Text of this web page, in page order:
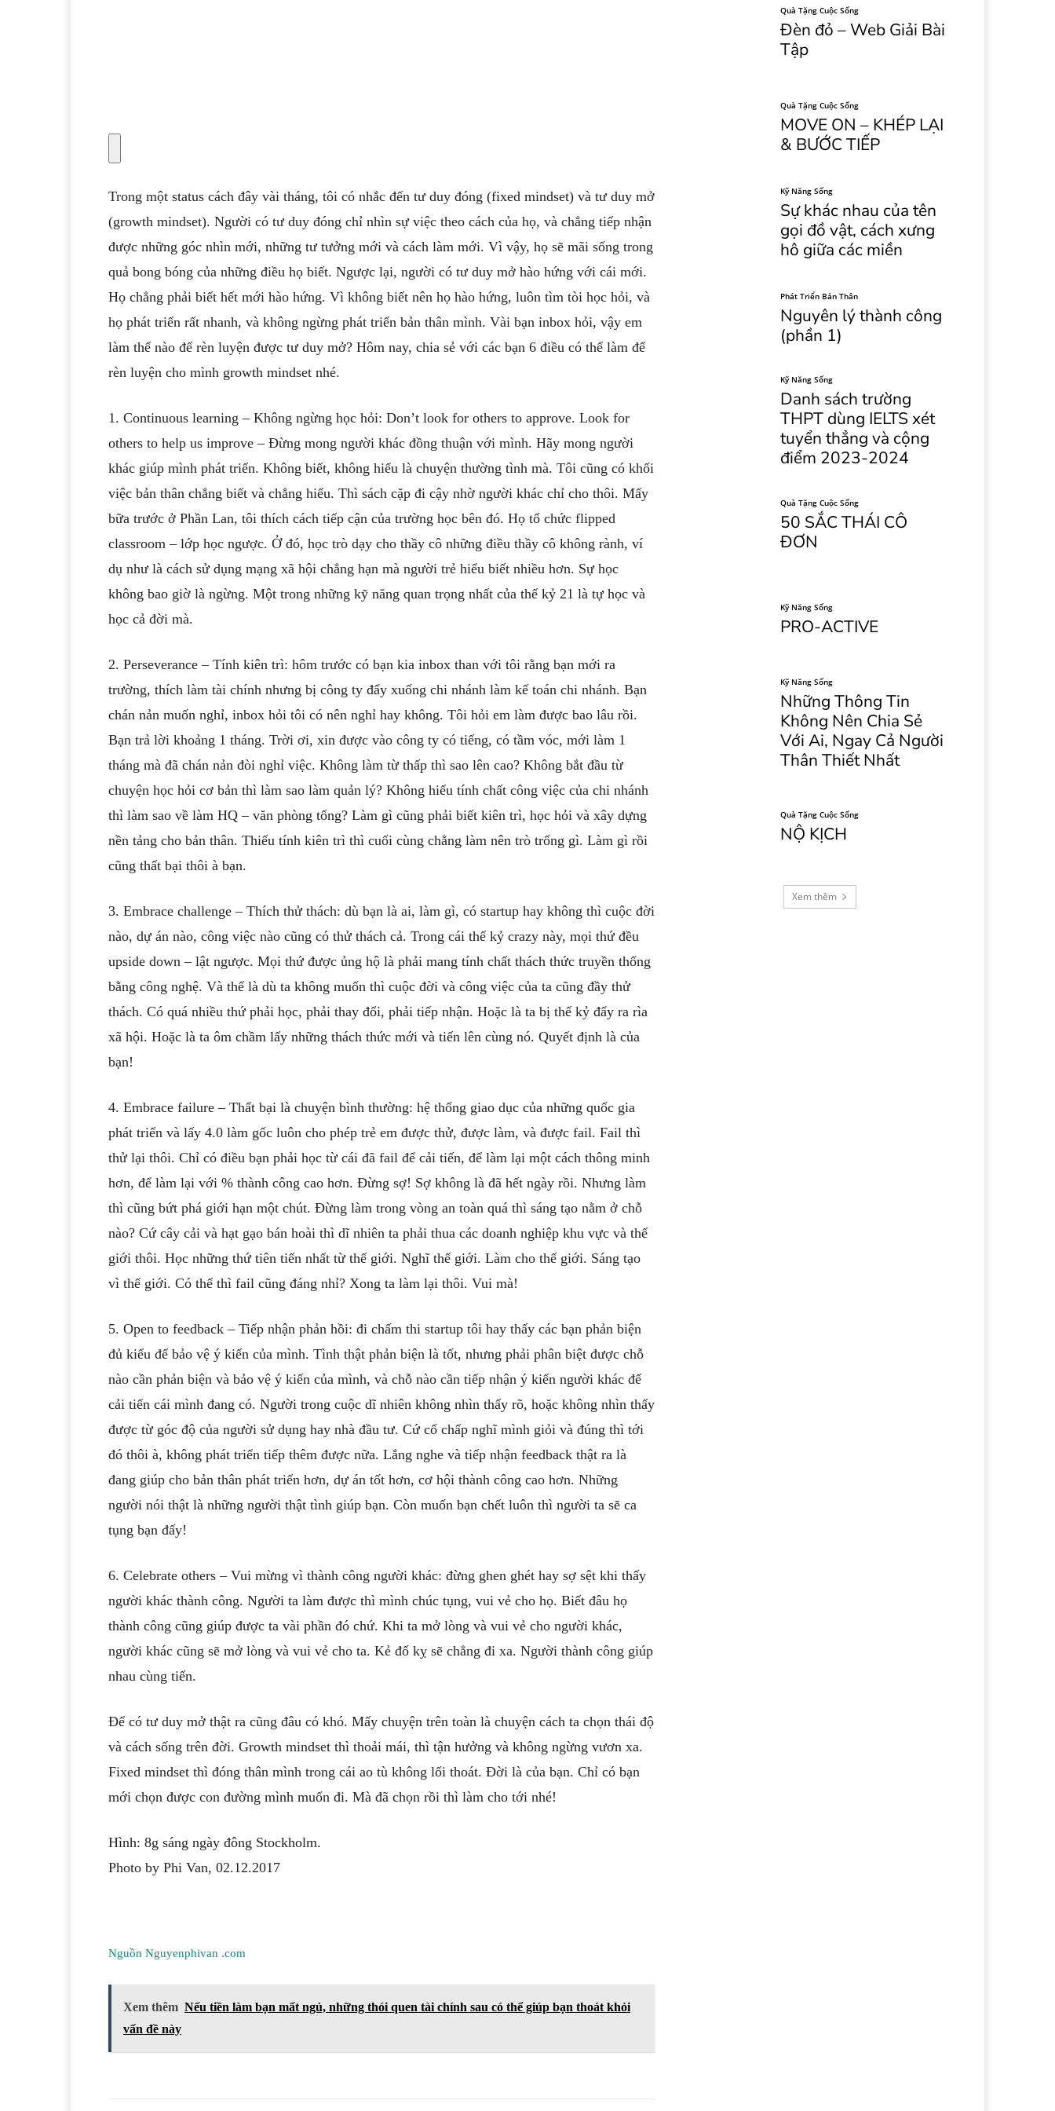
Trong một status cách đây vài tháng, tôi có nhắc đến tư duy đóng (fixed mindset) và tư duy mở
(growth mindset). Người có tư duy đóng chỉ nhìn sự việc theo cách của họ, và chẳng tiếp nhận
được những góc nhìn mới, những tư tưởng mới và cách làm mới. Vì vậy, họ sẽ mãi sống trong
quả bong bóng của những điều họ biết. Ngược lại, người có tư duy mở hào hứng với cái mới.
Họ chẳng phải biết hết mới hào hứng. Vì không biết nên họ hào hứng, luôn tìm tòi học hỏi, và
họ phát triển rất nhanh, và không ngừng phát triển bản thân mình. Vài bạn inbox hỏi, vậy em
làm thế nào để rèn luyện được tư duy mở? Hôm nay, chia sẻ với các bạn 6 điều có thể làm để
rèn luyện cho mình growth mindset nhé.
1. Continuous learning – Không ngừng học hỏi: Don’t look for others to approve. Look for
others to help us improve – Đừng mong người khác đồng thuận với mình. Hãy mong người
khác giúp mình phát triển. Không biết, không hiểu là chuyện thường tình mà. Tôi cũng có khối
việc bản thân chẳng biết và chẳng hiểu. Thì sách cặp đi cậy nhờ người khác chỉ cho thôi. Mấy
bữa trước ở Phần Lan, tôi thích cách tiếp cận của trường học bên đó. Họ tổ chức flipped
classroom – lớp học ngược. Ở đó, học trò dạy cho thầy cô những điều thầy cô không rành, ví
dụ như là cách sử dụng mạng xã hội chẳng hạn mà người trẻ hiểu biết nhiều hơn. Sự học
không bao giờ là ngừng. Một trong những kỹ năng quan trọng nhất của thế kỷ 21 là tự học và
học cả đời mà.
2. Perseverance – Tính kiên trì: hôm trước có bạn kia inbox than với tôi rằng bạn mới ra
trường, thích làm tài chính nhưng bị công ty đẩy xuống chi nhánh làm kế toán chi nhánh. Bạn
chán nản muốn nghỉ, inbox hỏi tôi có nên nghỉ hay không. Tôi hỏi em làm được bao lâu rồi.
Bạn trả lời khoảng 1 tháng. Trời ơi, xin được vào công ty có tiếng, có tầm vóc, mới làm 1
tháng mà đã chán nản đòi nghỉ việc. Không làm từ thấp thì sao lên cao? Không bắt đầu từ
chuyện học hỏi cơ bản thì làm sao làm quản lý? Không hiểu tính chất công việc của chi nhánh
thì làm sao về làm HQ – văn phòng tổng? Làm gì cũng phải biết kiên trì, học hỏi và xây dựng
nền tảng cho bản thân. Thiếu tính kiên trì thì cuối cùng chẳng làm nên trò trống gì. Làm gì rồi
cũng thất bại thôi à bạn.
3. Embrace challenge – Thích thử thách: dù bạn là ai, làm gì, có startup hay không thì cuộc đời
nào, dự án nào, công việc nào cũng có thử thách cả. Trong cái thế kỷ crazy này, mọi thứ đều
upside down – lật ngược. Mọi thứ được ủng hộ là phải mang tính chất thách thức truyền thống
bằng công nghệ. Và thế là dù ta không muốn thì cuộc đời và công việc của ta cũng đầy thử
thách. Có quá nhiều thứ phải học, phải thay đổi, phải tiếp nhận. Hoặc là ta bị thế kỷ đẩy ra rìa
xã hội. Hoặc là ta ôm chầm lấy những thách thức mới và tiến lên cùng nó. Quyết định là của
bạn!
4. Embrace failure – Thất bại là chuyện bình thường: hệ thống giao dục của những quốc gia
phát triển và lấy 4.0 làm gốc luôn cho phép trẻ em được thử, được làm, và được fail. Fail thì
thử lại thôi. Chỉ có điều bạn phải học từ cái đã fail để cải tiến, để làm lại một cách thông minh
hơn, để làm lại với % thành công cao hơn. Đừng sợ! Sợ không là đã hết ngày rồi. Nhưng làm
thì cũng bứt phá giới hạn một chút. Đừng làm trong vòng an toàn quá thì sáng tạo nằm ở chỗ
nào? Cứ cây cải và hạt gạo bán hoài thì dĩ nhiên ta phải thua các doanh nghiệp khu vực và thế
giới thôi. Học những thứ tiên tiến nhất từ thế giới. Nghĩ thế giới. Làm cho thế giới. Sáng tạo
vì thế giới. Có thế thì fail cũng đáng nhỉ? Xong ta làm lại thôi. Vui mà!
5. Open to feedback – Tiếp nhận phản hồi: đi chấm thi startup tôi hay thấy các bạn phản biện
đủ kiểu để bảo vệ ý kiến của mình. Tình thật phản biện là tốt, nhưng phải phân biệt được chỗ
nào cần phản biện và bảo vệ ý kiến của mình, và chỗ nào cần tiếp nhận ý kiến người khác để
cải tiến cái mình đang có. Người trong cuộc dĩ nhiên không nhìn thấy rõ, hoặc không nhìn thấy
được từ góc độ của người sử dụng hay nhà đầu tư. Cứ cố chấp nghĩ mình giỏi và đúng thì tới
đó thôi à, không phát triển tiếp thêm được nữa. Lắng nghe và tiếp nhận feedback thật ra là
đang giúp cho bản thân phát triển hơn, dự án tốt hơn, cơ hội thành công cao hơn. Những
người nói thật là những người thật tình giúp bạn. Còn muốn bạn chết luôn thì người ta sẽ ca
tụng bạn đấy!
6. Celebrate others – Vui mừng vì thành công người khác: đừng ghen ghét hay sợ sệt khi thấy
người khác thành công. Người ta làm được thì mình chúc tụng, vui vẻ cho họ. Biết đâu họ
thành công cũng giúp được ta vài phần đó chứ. Khi ta mở lòng và vui vẻ cho người khác,
người khác cũng sẽ mở lòng và vui vẻ cho ta. Kẻ đố kỵ sẽ chẳng đi xa. Người thành công giúp
nhau cùng tiến.
Để có tư duy mở thật ra cũng đâu có khó. Mấy chuyện trên toàn là chuyện cách ta chọn thái độ
và cách sống trên đời. Growth mindset thì thoải mái, thì tận hưởng và không ngừng vươn xa.
Fixed mindset thì đóng thân mình trong cái ao tù không lối thoát. Đời là của bạn. Chỉ có bạn
mới chọn được con đường mình muốn đi. Mà đã chọn rồi thì làm cho tới nhé!
Hình: 8g sáng ngày đông Stockholm.
Photo by Phi Van, 02.12.2017
Nguồn Nguyenphivan .com
Xem thêm Nếu tiền làm bạn mất ngủ, những thói quen tài chính sau có thể giúp bạn thoát khỏi
vấn đề này
Quà Tặng Cuộc Sống
Đèn đỏ – Web Giải Bài
Tập
Quà Tặng Cuộc Sống
MOVE ON – KHÉP LẠI
& BƯỚC TIẾP
Kỹ Năng Sống
Sự khác nhau của tên
gọi đồ vật, cách xưng
hô giữa các miền
Phát Triển Bản Thân
Nguyên lý thành công
(phần 1)
Kỹ Năng Sống
Danh sách trường
THPT dùng IELTS xét
tuyển thẳng và cộng
điểm 2023-2024
Quà Tặng Cuộc Sống
50 SẮC THÁI CÔ
ĐƠN
Kỹ Năng Sống
PRO-ACTIVE
Kỹ Năng Sống
Những Thông Tin
Không Nên Chia Sẻ
Với Ai, Ngay Cả Người
Thân Thiết Nhất
Quà Tặng Cuộc Sống
NỘ KỊCH
Xem thêm